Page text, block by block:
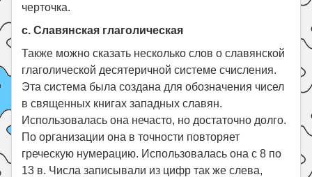
черточка.
c. Славянская глаголическая
Также можно сказать несколько слов о славянской
глаголической десятеричной системе счисления.
Эта система была создана для обозначения чисел
в священных книгах западных славян.
Использовалась она нечасто, но достаточно долго.
По организации она в точности повторяет
греческую нумерацию. Использовалась она с 8 по
13 в. Числа записывали из цифр так же слева,